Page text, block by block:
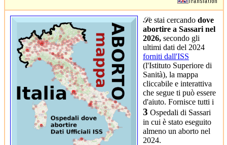
𝒮e stai cercando dove
abortire a Sassari nel
2026, secondo gli
ultimi dati del 2024
forniti dall'ISS
(l'Istituto Superiore di
Sanità), la mappa
cliccabile e interattiva
che segue ti può essere
d'aiuto. Fornisce tutti i
3 Ospedali di Sassari
in cui è stato eseguito
almeno un aborto nel
2024.